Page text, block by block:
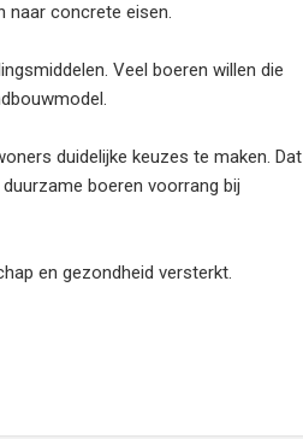
naar concrete eisen.
Veel boeren willen die
duidelijke keuzes te maken. Dat
boeren voorrang bij
en gezondheid versterkt.